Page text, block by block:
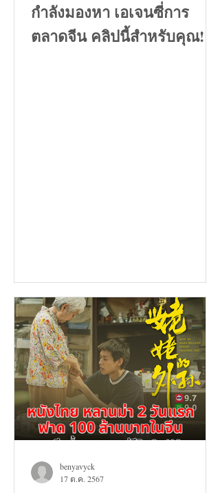
กำลังมองหา เอเจนซี่การ
ตลาดจีน คลิปนี้สำหรับคุณ!
benyavyck
17 ต.ค. 2567